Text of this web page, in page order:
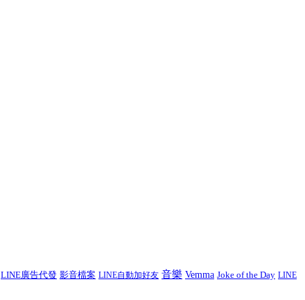
LINE廣告代發 影音檔案 LINE自動加好友 音樂 Vemma Joke of the Day LINE